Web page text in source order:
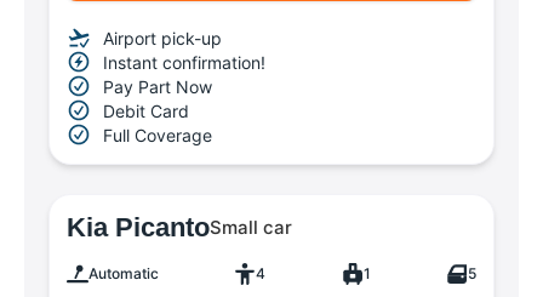
Airport pick-up
Instant confirmation!
Pay Part Now
Debit Card
Full Coverage
Kia PicantoSmall car
Automatic 4 1 5